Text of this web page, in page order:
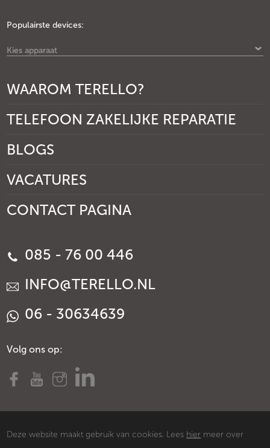
Populairste devices:
Kies apparaat
WAAROM TERELLO?
TELEFOON ZAKELIJKE REPARATIE
BLOGS
VACATURES
CONTACT PAGINA
085 - 76 00 446
INFO@TERELLO.NL
06 - 30634639
Volg ons op:
Deze website maakt gebruik van cookies. Lees hier meer over